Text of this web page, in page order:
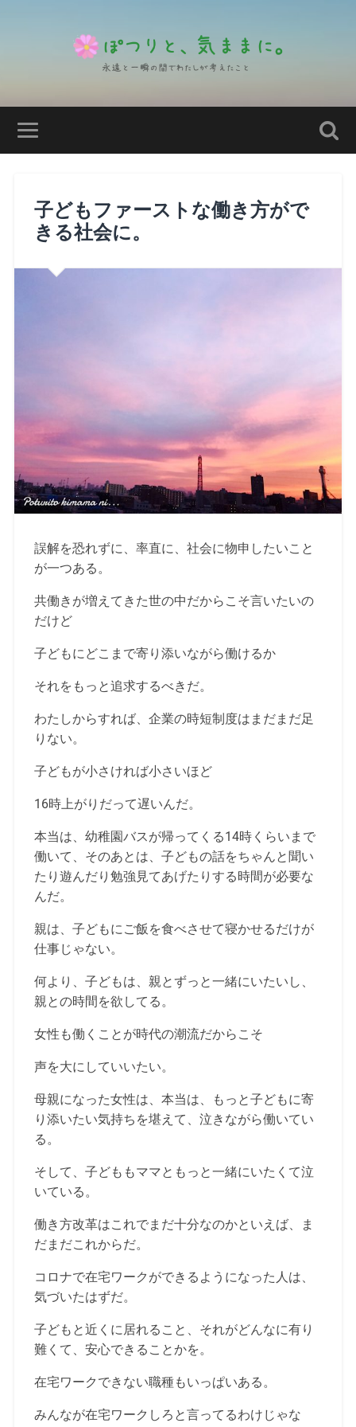
子どもファーストな働き方がで
きる社会に。
誤解を恐れずに、率直に、社会に物申したいこと
が一つある。
共働きが増えてきた世の中だからこそ言いたいの
だけど
子どもにどこまで寄り添いながら働けるか
それをもっと追求するべきだ。
わたしからすれば、企業の時短制度はまだまだ足
りない。
子どもが小さければ小さいほど
16時上がりだって遅いんだ。
本当は、幼稚園バスが帰ってくる14時くらいまで
働いて、そのあとは、子どもの話をちゃんと聞い
たり遊んだり勉強見てあげたりする時間が必要な
んだ。
親は、子どもにご飯を食べさせて寝かせるだけが
仕事じゃない。
何より、子どもは、親とずっと一緒にいたいし、
親との時間を欲してる。
女性も働くことが時代の潮流だからこそ
声を大にしていいたい。
母親になった女性は、本当は、もっと子どもに寄
り添いたい気持ちを堪えて、泣きながら働いてい
る。
そして、子どももママともっと一緒にいたくて泣
いている。
働き方改革はこれでまだ十分なのかといえば、ま
だまだこれからだ。
コロナで在宅ワークができるようになった人は、
気づいたはずだ。
子どもと近くに居れること、それがどんなに有り
難くて、安心できることかを。
在宅ワークできない職種もいっぱいある。
みんなが在宅ワークしろと言ってるわけじゃな